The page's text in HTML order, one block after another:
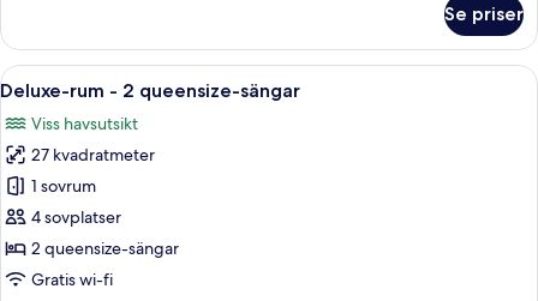
mot
innergården
-
queensize-
-
utsikt
mot
innergården
Se priser
Öppna
alla
foton
för
Deluxe-
rum
-
2
Ett hotellrum med två sängar,
5
Deluxe-rum - 2 queensize-sängar
Viss havsutsikt
27 kvadratmeter
1 sovrum
4 sovplatser
2 queensize-sängar
Gratis wi-fi